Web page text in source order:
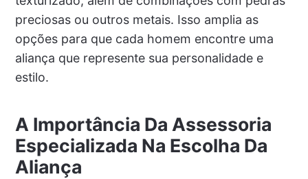
preciosas ou outros metais. Isso amplia as
opções para que cada homem encontre uma
aliança que represente sua personalidade e
estilo.
A Importância Da Assessoria
Especializada Na Escolha Da
Aliança